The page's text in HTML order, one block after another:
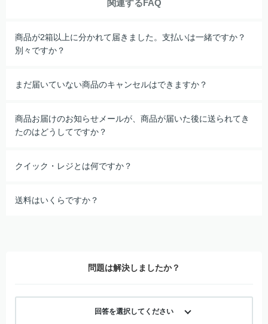
関連するFAQ
商品が2箱以上に分かれて届きました。支払いは一緒ですか？
別々ですか？
まだ届いていない商品のキャンセルはできますか？
商品お届けのお知らせメールが、商品が届いた後に送られてき
たのはどうしてですか？
クイック・レジとは何ですか？
送料はいくらですか？
問題は解決しましたか？
回答を選択してください